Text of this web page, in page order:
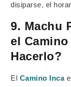
disiparse, el
9. Machu
el
Hacerlo?
El Camino Inca